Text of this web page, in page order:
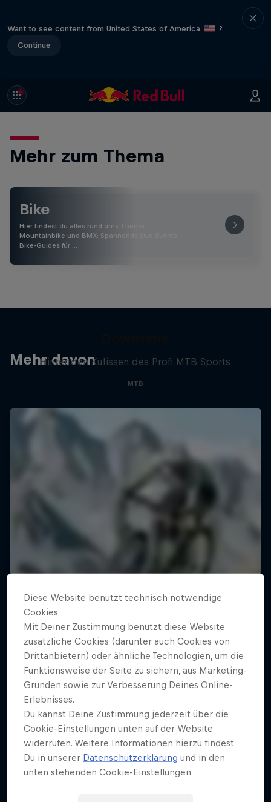
Want to see content from United States of America
?
Continue
Mehr zum Thema
Bike
Hier findest du alles rund ums Thema
Mountainbike und BMX: Spannende Live-Events,
Bike-Guides für …
Mehr davon
Hinter den Kulissen des Profi MTB Sports
MTB
Diese Website benutzt technisch notwendige
Cookies.
Mit Deiner Zustimmung benutzt diese Website
zusätzliche Cookies (darunter auch Cookies von
Drittanbietern) oder ähnliche Technologien, um die
Funktionsweise der Seite zu sichern, aus Marketing-
Gründen sowie zur Verbesserung Deines Online-
Erlebnisses.
Du kannst Deine Zustimmung jederzeit über die
Cookie-Einstellungen unten auf der Website
widerrufen. Weitere Informationen hierzu findest
Du in unserer Datenschutzerklärung und in den
unten stehenden Cookie-Einstellungen.